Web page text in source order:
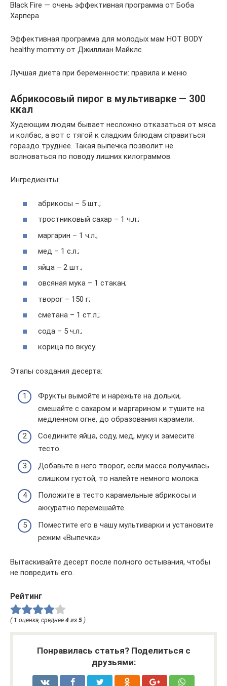
Black Fire — очень эффективная программа от Боба
Харпера
Эффективная программа для молодых мам HOT BODY
healthy mommy от Джиллиан Майклс
Лучшая диета при беременности: правила и меню
Абрикосовый пирог в мультиварке — 300
ккал
Худеющим людям бывает несложно отказаться от мяса
и колбас, а вот с тягой к сладким блюдам справиться
гораздо труднее. Такая выпечка позволит не
волноваться по поводу лишних килограммов.
Ингредиенты:
абрикосы – 5 шт.;
тростниковый сахар – 1 ч.л.;
маргарин – 1 ч.л.;
мед – 1 с.л.;
яйца – 2 шт.;
овсяная мука – 1 стакан;
творог – 150 г;
сметана – 1 ст.л.;
сода – 5 ч.л.;
корица по вкусу.
Этапы создания десерта:
Фрукты вымойте и нарежьте на дольки,
смешайте с сахаром и маргарином и тушите на
медленном огне, до образования карамели.
Соедините яйца, соду, мед, муку и замесите
тесто.
Добавьте в него творог, если масса получилась
слишком густой, то налейте немного молока.
Положите в тесто карамельные абрикосы и
аккуратно перемешайте.
Поместите его в чашу мультиварки и установите
режим «Выпечка».
Вытаскивайте десерт после полного остывания, чтобы
не повредить его.
Рейтинг
( 1 оценка, среднее 4 из 5 )
Понравилась статья? Поделиться с
друзьями: